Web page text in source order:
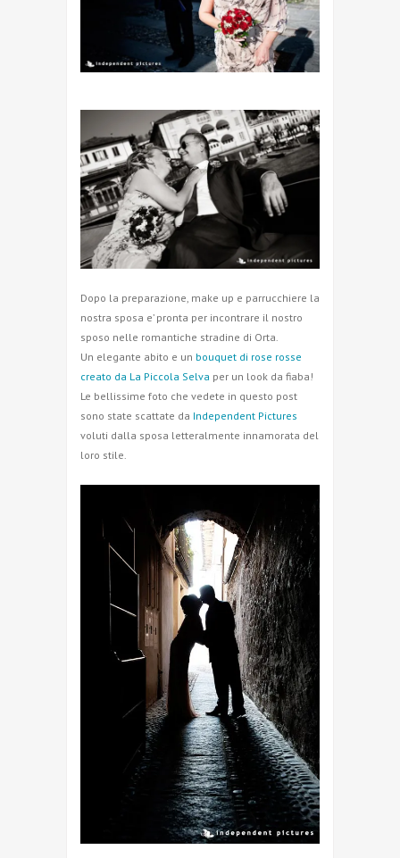
Dopo la preparazione, make up e parrucchiere la
nostra sposa e’ pronta per incontrare il nostro
sposo nelle romantiche stradine di Orta.
Un elegante abito e un bouquet di rose rosse
creato da La Piccola Selva per un look da fiaba!
Le bellissime foto che vedete in questo post
sono state scattate da Independent Pictures
voluti dalla sposa letteralmente innamorata del
loro stile.